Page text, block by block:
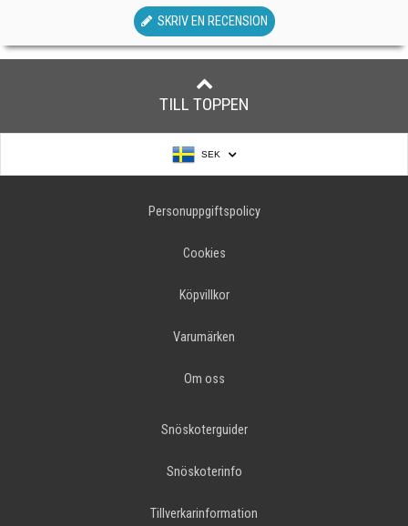
SKRIV EN RECENSION
TILL TOPPEN
SEK
Personuppgiftspolicy
Cookies
Köpvillkor
Varumärken
Om oss
Snöskoterguider
Snöskoterinfo
Tillverkarinformation